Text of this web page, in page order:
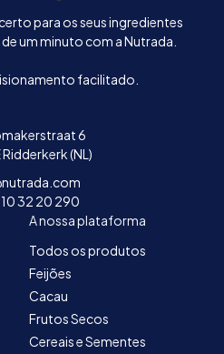
para os seus ingredientes
um minuto com a Nutrada.
facilitado.
6
(NL)
32 20 290
A nossa plataforma
Todos os produtos
Feijões
Cacau
Frutos Secos
Cereais e Sementes